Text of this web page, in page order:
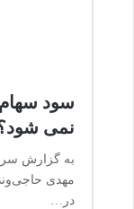
سود
نمی
به گزارش
مهدی
در…